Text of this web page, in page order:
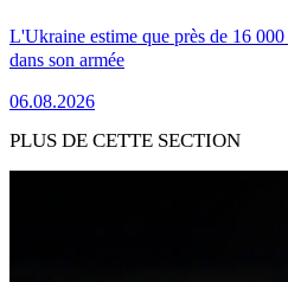
L'Ukraine estime que près de 16
dans son armée
06.08.2026
PLUS DE CETTE SECTION